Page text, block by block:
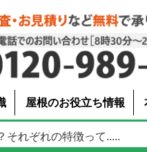
屋根のお役立ち情報
それぞれの特徴って.....